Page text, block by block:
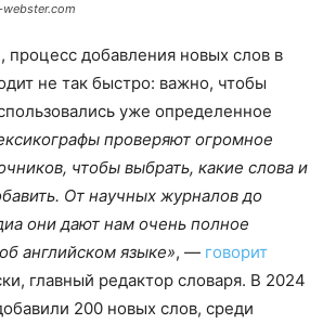
процесс добавления новых слов в
не так быстро: важно, чтобы
уже определенное
проверяют огромное
чтобы выбрать, какие слова и
От научных журналов до
они дают нам очень полное
английском языке», — говорит
главный редактор словаря. В 2024
200 новых слов, среди